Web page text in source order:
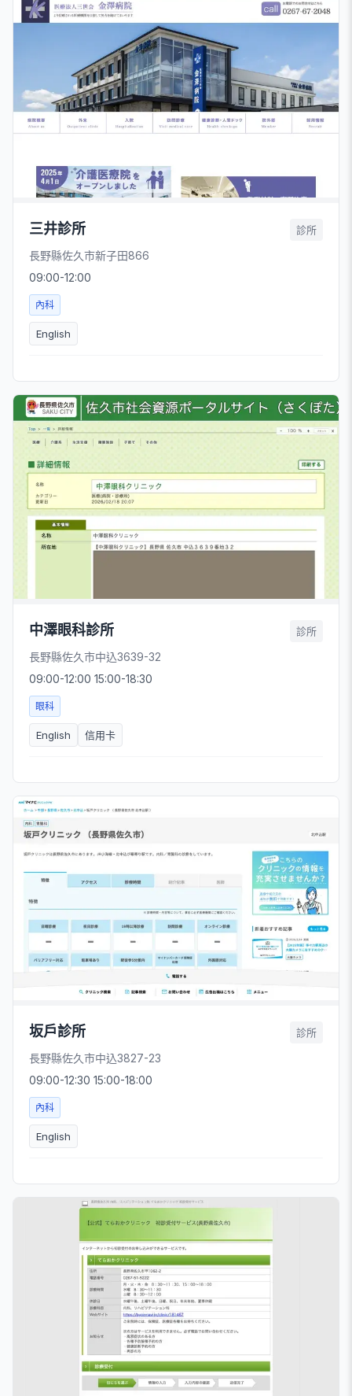
三井診所 診所
長野縣佐久市新子田866
09:00-12:00
內科
English
中澤眼科診所 診所
長野縣佐久市中込3639-32
09:00-12:00 15:00-18:30
眼科
English 信用卡
坂戶診所 診所
長野縣佐久市中込3827-23
09:00-12:30 15:00-18:00
內科
English